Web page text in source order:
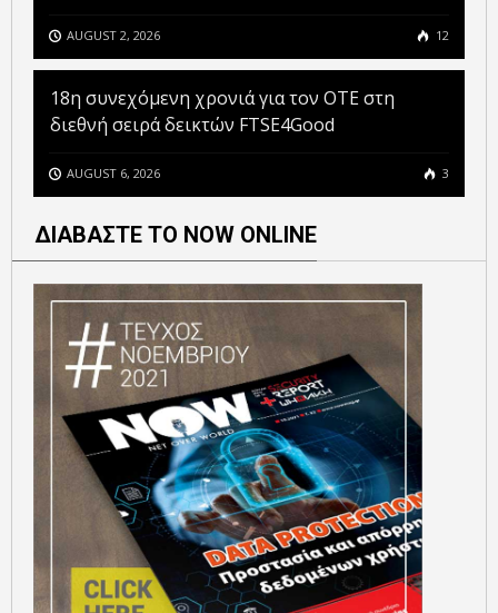
AUGUST 2, 2026 12
18η συνεχόμενη χρονιά για τον ΟΤΕ στη
διεθνή σειρά δεικτών FTSE4Good
AUGUST 6, 2026 3
ΔΙΑΒΑΣΤΕ ΤΟ NOW ONLINE